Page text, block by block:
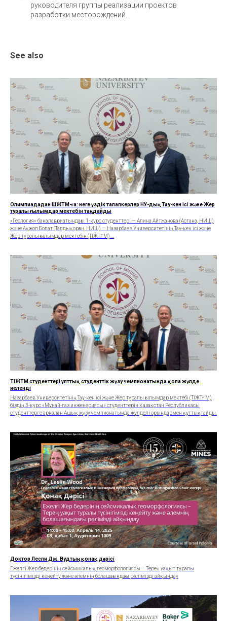
руководителя группы реализации проектов
разработки месторождений.
See also
Олимпиададан ШЖТҒМ-ға: неге үздік талапкерлер НУ-дың Тау-кен ісі және Жер
туралы ғылымдар мектебін таңдайды
«Геология» бакалавриатындағы 1-курс студенттері — Алина Айтжанова (Астана, НИШ)
және Ақжол Болат (Талдықорған, НИШ) — Назарбаев Университетінің Тау-кен ісі және
Жер туралы ғылымдар мектебін (ТІЖТҒМ) ...
ТІЖТҒМ студенттері ұлттық студенттік жүзу чемпионатында қола жүлде
иеленді
Назарбаев Университетінің Тау-кен ісі және Жер туралы ғылымдар мектебі (ТІЖТҒМ)
біздің 3-курс «Мұнай-газ инженериясы» студенттерін Қазақстан Республикасы
студенттерге арналған Ашық жүзу чемпионатында жүлделі орындармен құттықтайды.
Доктор Лесли Дж. Вудтың қонақ дәрісі
Ежелгі Жер бедерінің сейсмикалық геоморфологиясы – Терең уақыт туралы
түсінігімізді кеңейту және әлемнің болашағындағы рөлімізді айқындау